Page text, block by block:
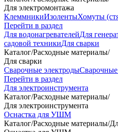
Для электромонтажа
КлеммникиИзолентыХомуты
Перейти в раздел
Для водонагревателейДля
садовой техникиДля сварки
Каталог/Расходные материалы/
Для сварки
Сварочные электроды
Перейти в раздел
Для электроинструмента
Каталог/Расходные материалы/
Для электроинструмента
Оснастка для УШМ
Каталог/Расходные материалы/